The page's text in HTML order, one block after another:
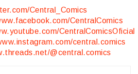
Central_Comics
CentralComics
CentralComicsOficial
central.comics
@central.comics